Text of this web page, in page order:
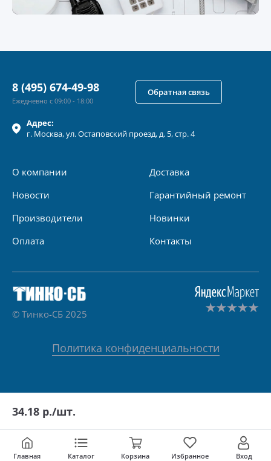
Главная Каталог Вход
Избранное
Корзина
34.18 р./шт.
Адрес:
г. Москва, ул.Остаповский проезд, д. 5, стр. 4
О компании
Новости
Производители
Оплата
Доставка
Гарантийный ремонт
Новинки
Контакты
8 (495) 674-49-98
Ежедневно с 09:00 - 18:00
Обратная связь
© Тинко-СБ 2025
Политика конфиденциальности